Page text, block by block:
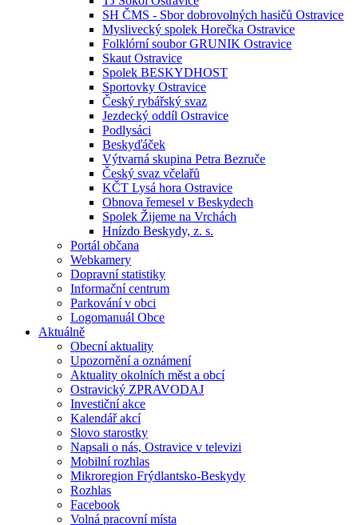
SH ČMS - Sbor dobrovolných hasičů Ostravice
Myslivecký spolek Horečka Ostravice
Folklórní soubor GRUNIK Ostravice
Skaut Ostravice
Spolek BESKYDHOST
Sportovky Ostravice
Český rybářský svaz
Jezdecký oddíl Ostravice
Podlysáci
Beskyďáček
Výtvarná skupina Petra Bezruče
Český svaz včelařů
KČT Lysá hora Ostravice
Obnova řemesel v Beskydech
Spolek Žijeme na Vrchách
Hnízdo Beskydy, z. s.
Portál občana
Webkamery
Dopravní statistiky
Informační centrum
Parkování v obci
Logomanuál Obce
Aktuálně
Obecní aktuality
Upozornění a oznámení
Aktuality okolních měst a obcí
Ostravický ZPRAVODAJ
Investiční akce
Kalendář akcí
Slovo starostky
Napsali o nás, Ostravice v televizi
Mobilní rozhlas
Mikroregion Frýdlantsko-Beskydy
Rozhlas
Facebook
Volná pracovní místa